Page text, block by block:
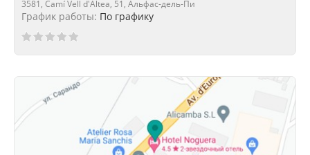
3581, Camí Vell d'Altea, 51, Альфас-дель-Пи
График работы: По графику